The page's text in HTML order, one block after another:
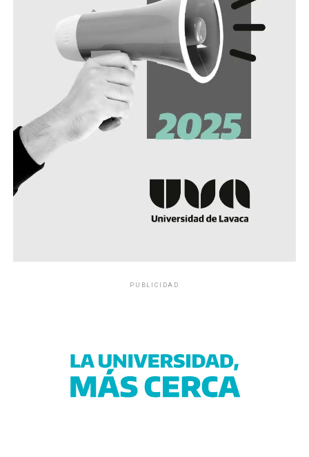
PUBLICIDAD